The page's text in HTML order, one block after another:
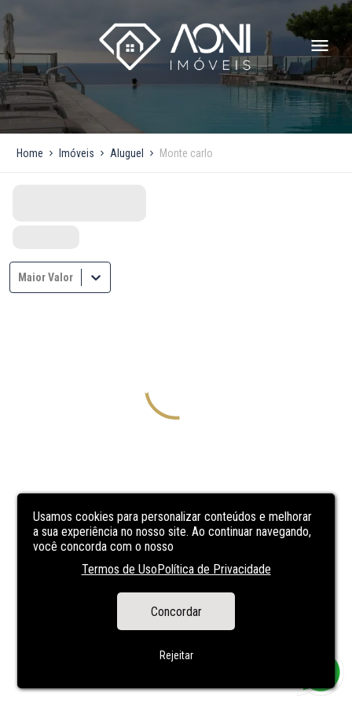
Usamos cookies para personalizar conteúdos e melhorar
a sua experiência no nosso site. Ao continuar navegando,
você concorda com o nosso
Termos de UsoPolítica de Privacidade
Concordar
Rejeitar
Home Imóveis Aluguel Monte carlo
Maior Valor